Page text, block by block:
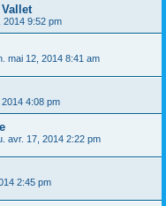
2014 9:52 pm
mai 12, 2014 8:41 am
2014 4:08 pm
avr. 17, 2014 2:22 pm
2:45 pm